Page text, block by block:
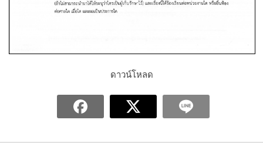
ดาวน์โหลด